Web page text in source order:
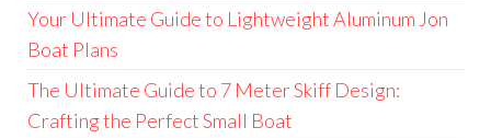
Your Ultimate Guide to Lightweight Aluminum Jon
Boat Plans
The Ultimate Guide to 7 Meter Skiff Design:
Crafting the Perfect Small Boat